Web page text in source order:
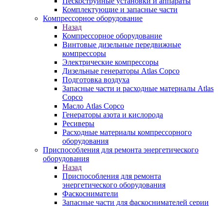
Комплектующие и запасные части
Компрессорное оборудование
Назад
Компрессорное оборудование
Винтовые дизельные передвижные
компрессоры
Электрические компрессоры
Дизельные генераторы Atlas Copco
Подготовка воздуха
Запасные части и расходные материалы Atlas
Copco
Масло Atlas Copco
Генераторы азота и кислорода
Ресиверы
Расходные материалы компрессорного
оборудования
Приспособления для ремонта энергетического
оборудования
Назад
Приспособления для ремонта
энергетического оборудования
Фаскосниматели
Запасные части для фаскоснимателей серии